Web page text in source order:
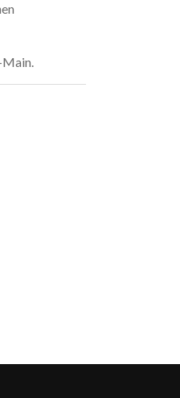
Main.